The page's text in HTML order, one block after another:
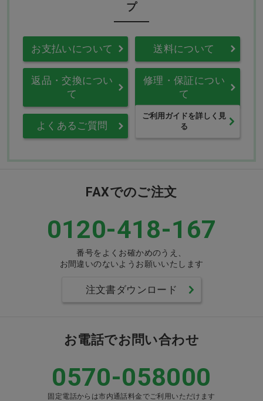
プ
お支払いについて 送料について
返品・交換につい
て
修理・保証につい
て
よくあるご質問
ご利用ガイドを詳しく見
る
FAXでのご注文
0120-418-167
番号をよくお確かめのうえ、
お間違いのないようお願いいたします
注文書ダウンロード
お電話でお問い合わせ
0570-058000
固定電話からは市内通話料金でご利用いただけます